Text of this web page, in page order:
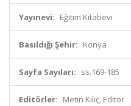
Yayınevi: Eğitim Kitabevi
Basıldığı Şehir: Konya
Sayfa Sayıları: ss.169-185
Editörler: Metin Kılıç, Editör